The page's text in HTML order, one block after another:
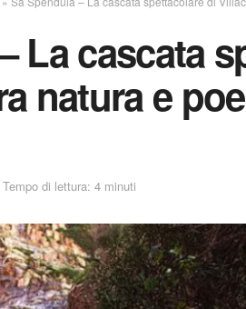
La cascata
natura e
Tempo di lettura: 4 minuti